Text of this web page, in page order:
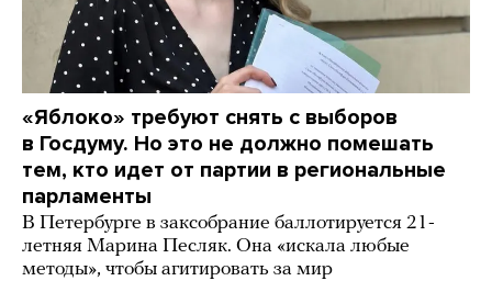
«Яблоко» требуют снять с выборов
в Госдуму. Но это не должно помешать
тем, кто идет от партии в региональные
парламенты
В Петербурге в заксобрание баллотируется 21-
летняя Марина Песляк. Она «искала любые
методы», чтобы агитировать за мир